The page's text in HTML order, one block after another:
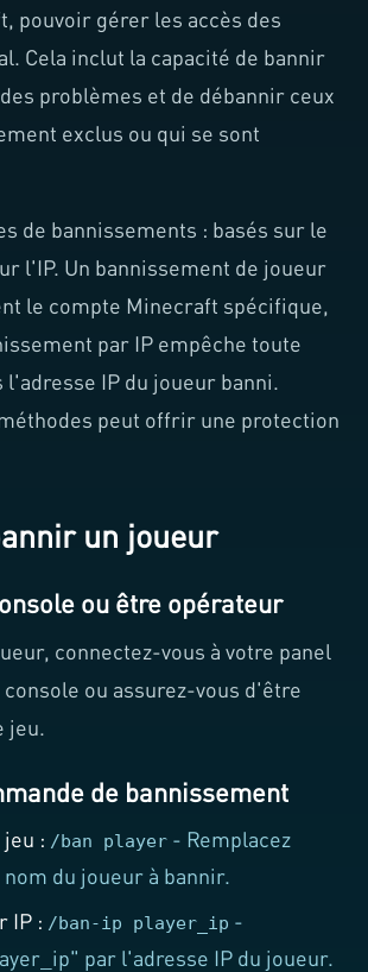
pouvoir gérer les accès des
Cela inclut la capacité de bannir
problèmes et de débannir ceux
exclus ou qui se sont
de bannissements : basés sur le
l'IP. Un bannissement de joueur
le compte Minecraft spécifique,
par IP empêche toute
l'adresse IP du joueur banni.
peut offrir une protection
un joueur
ou être opérateur
connectez-vous à votre panel
ou assurez-vous d'être
jeu.
de bannissement
: /ban player - Remplacez
du joueur à bannir.
IP : /ban-ip player_ip -
par l'adresse IP du joueur.